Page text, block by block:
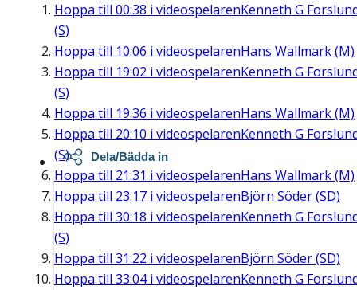
Hoppa till 00:38 i videospelarenKenneth G
(S)
Hoppa till 10:06 i videospelarenHans Wallmark (M)
Hoppa till 19:02 i videospelarenKenneth G
(S)
Hoppa till 19:36 i videospelarenHans Wallmark (M)
Hoppa till 20:10 i videospelarenKenneth G
(S)
Hoppa till 21:31 i videospelarenHans Wallmark (M)
Hoppa till 23:17 i videospelarenBjörn Söder (SD)
Hoppa till 30:18 i videospelarenKenneth G
(S)
Hoppa till 31:22 i videospelarenBjörn Söder (SD)
Hoppa till 33:04i videospelarenKenneth G
Dela/Bädda in